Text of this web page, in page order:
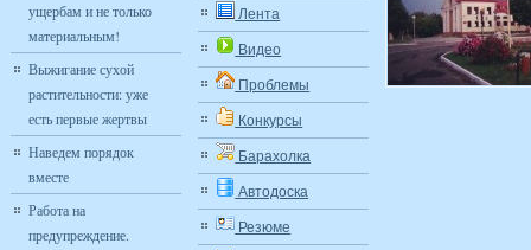
ущербам и не только
материальным!
Выжигание сухой
растительности: уже
есть первые жертвы
Наведем порядок
вместе
Работа на
предупреждение.
Лента
Видео
Проблемы
Конкурсы
Барахолка
Автодоска
Резюме